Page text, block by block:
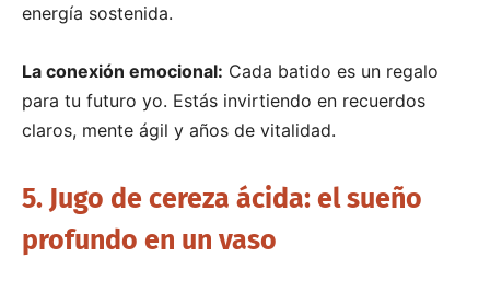
energía sostenida.
La conexión emocional: Cada batido es un regalo
para tu futuro yo. Estás invirtiendo en recuerdos
claros, mente ágil y años de vitalidad.
5. Jugo de cereza ácida: el sueño
profundo en un vaso